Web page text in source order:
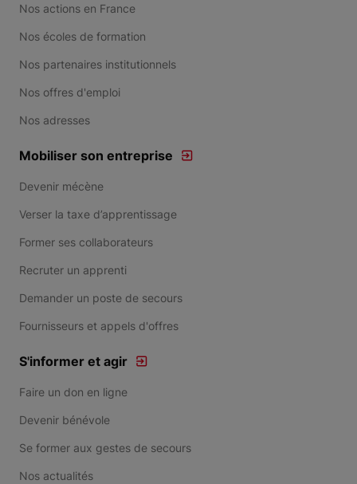
Nos actions en France
Nos écoles de formation
Nos partenaires institutionnels
Nos offres d'emploi
Nos adresses
Mobiliser son entreprise
Devenir mécène
Verser la taxe d’apprentissage
Former ses collaborateurs
Recruter un apprenti
Demander un poste de secours
Fournisseurs et appels d'offres
S'informer et agir
Faire un don en ligne
Devenir bénévole
Se former aux gestes de secours
Nos actualités